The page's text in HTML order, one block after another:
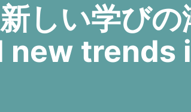
しい学び
new trends